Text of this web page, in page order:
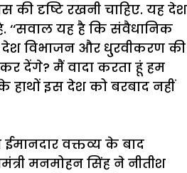
की दृष्टि रखनी चाहिए. यह देश
. ‘‘सवाल यह है कि संवैधानिक
देश विभाजन और धु्रवीकरण की
कर देंगे? मैं वादा करता हूं हम
हाथों इस देश को बरबाद नहीं
ईमानदार वक्तव्य के बाद
मनमोहन सिंह ने नीतीश